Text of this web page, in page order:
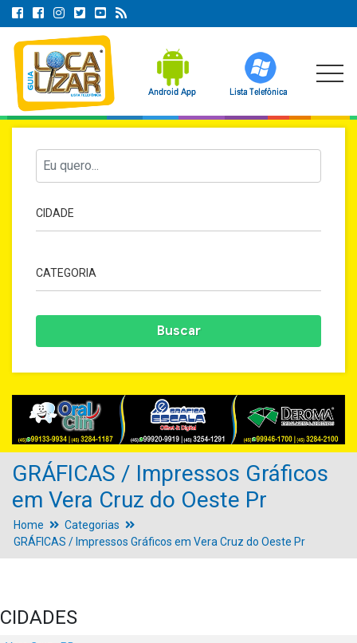
GRÁFICAS / Impressos Gráficos
em Vera Cruz do Oeste Pr
Home
Categorias
GRÁFICAS / Impressos Gráficos em Vera Cruz do Oeste Pr
CIDADES